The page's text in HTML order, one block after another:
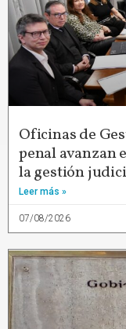
Oficinas de
penal avanzan
la gestión
Leer más »
07/08/2026